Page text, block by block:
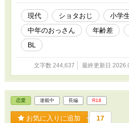
ていた…。 タイトル
ヒーロー俺のヒロイン
続編を書き始めました
成長したファンの少年
現代 ショタおじ
小学
中年のおっさん
年齢差
BL
文字数 244,637 最終更新日
恋愛 連載中 長編 R18
お気に入りに追加 17